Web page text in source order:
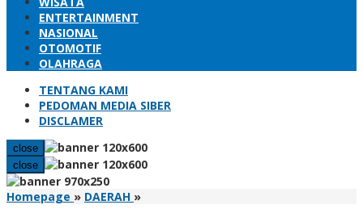
ENTERTAINMENT
NASIONAL
OTOMOTIF
OLAHRAGA
TENTANG KAMI
PEDOMAN MEDIA SIBER
DISCLAMER
close
close
Homepage » DAERAH »Warga